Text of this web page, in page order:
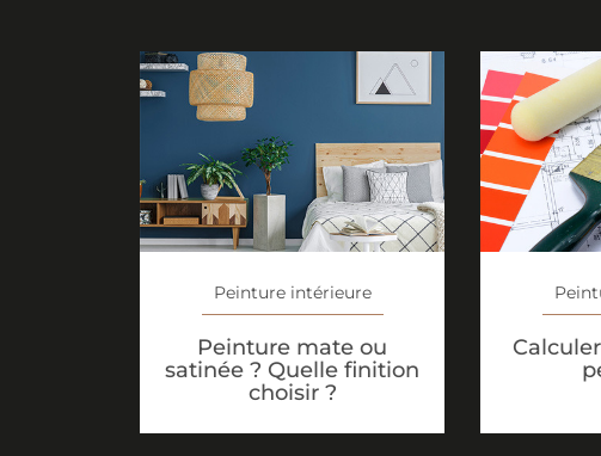
Peinture intérieure
Peinture mate ou
satinée ? Quelle finition
choisir ?